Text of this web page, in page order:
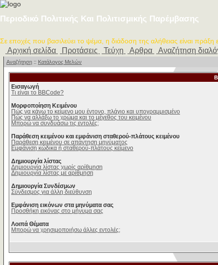
Περιοδικό Πολιτικής Και Πολιτισμικής Παρέμβασης
Σε εποχές που βασιλεύει το ψέμα, η διάδοση της αλήθειας είναι πράξη
Αρχική σελίδα Προτάσεις Τεύχη Αρθρα Αναζήτηση
Αναζήτηση :: Κατάλογος Μελών
Εισαγωγή
Τι είναι το BBCode?
Μορφοποίηση Κειμένου
Πώς να κάνω το κείμενο μου έντονο, πλάγιο και υπογραμμισμένο
Πώς να αλλάξω το χρώμα και το μέγεθος του κειμένου
Μπορώ να συνδυάσω τις εντολές;
Παράθεση κειμένου και εμφάνιση σταθερού-πλάτους κειμένου
Παράθεση κειμένου σε απάντηση μηνύματος
Εμφάνιση κώδικα ή σταθερού-πλάτους κείμενο
Δημιουργία λίστας
Δημιουργία λίστας χωρίς αρίθμηση
Δημιουργία λίστας με αρίθμηση
Δημιουργία Συνδέσμων
Σύνδεσμος για άλλη διεύθυνση
Εμφάνιση εικόνων στα μηνύματα σας
Προσθήκη εικόνας στο μήνυμα σας
Λοιπά Θέματα
Μπορώ να χρησιμοποιήσω άλλες εντολές;